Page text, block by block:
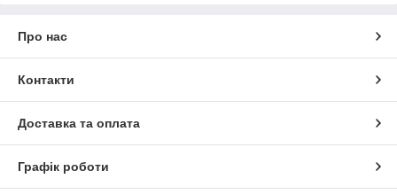
Про нас
Контакти
Доставка та оплата
Графік роботи